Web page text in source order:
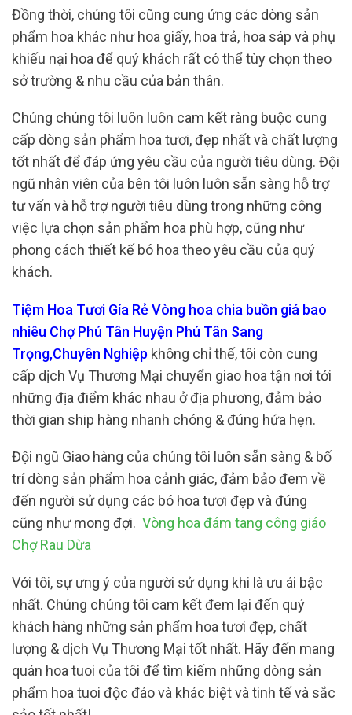
Đồng thời, chúng tôi cũng cung ứng các dòng sản
phẩm hoa khác như hoa giấy, hoa trả, hoa sáp và phụ
khiếu nại hoa để quý khách rất có thể tùy chọn theo
sở trường & nhu cầu của bản thân.
Chúng chúng tôi luôn luôn cam kết ràng buộc cung
cấp dòng sản phẩm hoa tươi, đẹp nhất và chất lượng
tốt nhất để đáp ứng yêu cầu của người tiêu dùng. Đội
ngũ nhân viên của bên tôi luôn luôn sẵn sàng hỗ trợ
tư vấn và hỗ trợ người tiêu dùng trong những công
việc lựa chọn sản phẩm hoa phù hợp, cũng như
phong cách thiết kế bó hoa theo yêu cầu của quý
khách.
Tiệm Hoa Tươi Gía Rẻ Vòng hoa chia buồn giá bao
nhiêu Chợ Phú Tân Huyện Phú Tân Sang
Trọng,Chuyên Nghiệp không chỉ thế, tôi còn cung
cấp dịch Vụ Thương Mại chuyển giao hoa tận nơi tới
những địa điểm khác nhau ở địa phương, đảm bảo
thời gian ship hàng nhanh chóng & đúng hứa hẹn.
Đội ngũ Giao hàng của chúng tôi luôn sẵn sàng & bố
trí dòng sản phẩm hoa cảnh giác, đảm bảo đem về
đến người sử dụng các bó hoa tươi đẹp và đúng
cũng như mong đợi. Vòng hoa đám tang công giáo
Chợ Rau Dừa
Với tôi, sự ưng ý của người sử dụng khi là ưu ái bậc
nhất. Chúng chúng tôi cam kết đem lại đến quý
khách hàng những sản phẩm hoa tươi đẹp, chất
lượng & dịch Vụ Thương Mại tốt nhất. Hãy đến mang
quán hoa tuoi của tôi để tìm kiếm những dòng sản
phẩm hoa tuoi độc đáo và khác biệt và tinh tế và sắc